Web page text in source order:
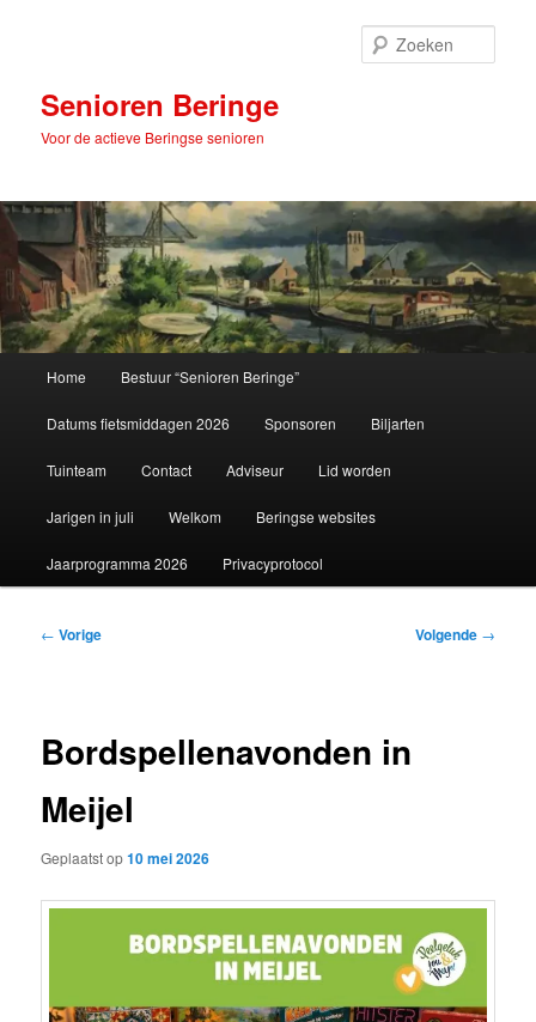
inhoudSenioren Beringe
Voor de actieve Beringse senioren
Home Bestuur “Senioren Beringe”
Datums fietsmiddagen 2026 Sponsoren Biljarten
Tuinteam Contact Adviseur Lid worden
Jarigen in juli Welkom Beringse websites
Jaarprogramma 2026 Privacyprotocol
Bericht
← Vorige Volgende →
Bordspellenavonden in
Meijel
Geplaatst op10 mei 2026